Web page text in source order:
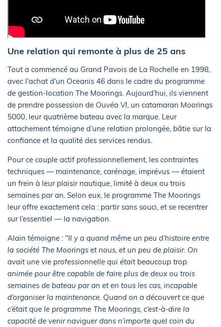
Une relation qui remonte à plus de 25 ans
Tout a commencé au Grand Pavois de La Rochelle en 1998,
avec l'achat d'un Oceanis 46 dans le cadre du programme
de gestion-location The Moorings. Aujourd’hui, ils viennent
de prendre possession de Ouvéa VI , un catamaran Moorings
5000, leur quatrième bateau avec la marque. Leur
attachement témoigne d’une relation prolongée, bâtie sur la
confiance et la qualité des services rendus.
Pour ce couple actif professionnellement, les contraintes
techniques — maintenance, carénage, imprévus — étaient
un frein à leur plaisir nautique, limité à deux ou trois
semaines par an. Selon eux, le programme The Moorings
leur offre exactement cela : partir sans souci, et se recentrer
sur l’essentiel — la navigation.
Alain témoigne : "Il y a quand même un peu d’histoire entre
la société The Moorings et nous, et un peu de plaisir. On
avait une vie professionnelle qui était beaucoup trop
animée pour être capable de faire plus de deux ou trois
semaines de bateau par an et en tous les cas, incapable
d’organiser la maintenance. Quand on a découvert ce que
c’était que le programme The Moorings, c’est-à-dire la
capacité de venir naviguer dans n’importe quel coin du